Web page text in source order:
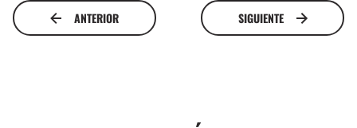
ANTERIOR SIGUIENTE